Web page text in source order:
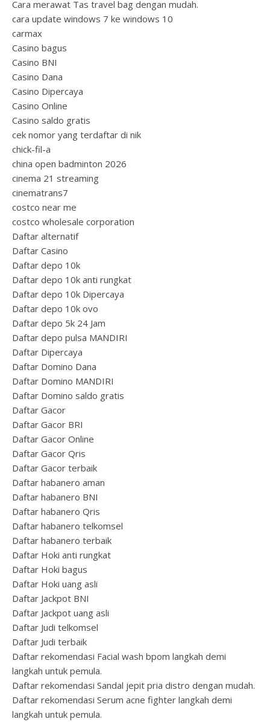
Cara merawat Tas travel bag dengan mudah.
cara update windows 7 ke windows 10
carmax
Casino bagus
Casino BNI
Casino Dana
Casino Dipercaya
Casino Online
Casino saldo gratis
cek nomor yang terdaftar di nik
chick-fil-a
china open badminton 2026
cinema 21 streaming
cinematrans7
costco near me
costco wholesale corporation
Daftar alternatif
Daftar Casino
Daftar depo 10k
Daftar depo 10k anti rungkat
Daftar depo 10k Dipercaya
Daftar depo 10k ovo
Daftar depo 5k 24 Jam
Daftar depo pulsa MANDIRI
Daftar Dipercaya
Daftar Domino Dana
Daftar Domino MANDIRI
Daftar Domino saldo gratis
Daftar Gacor
Daftar Gacor BRI
Daftar Gacor Online
Daftar Gacor Qris
Daftar Gacor terbaik
Daftar habanero aman
Daftar habanero BNI
Daftar habanero Qris
Daftar habanero telkomsel
Daftar habanero terbaik
Daftar Hoki anti rungkat
Daftar Hoki bagus
Daftar Hoki uang asli
Daftar Jackpot BNI
Daftar Jackpot uang asli
Daftar Judi telkomsel
Daftar Judi terbaik
Daftar rekomendasi Facial wash bpom langkah demi
langkah untuk pemula.
Daftar rekomendasi Sandal jepit pria distro dengan mudah.
Daftar rekomendasi Serum acne fighter langkah demi
langkah untuk pemula.